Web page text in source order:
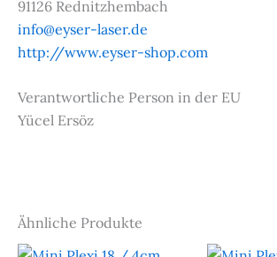
91126 Rednitzhembach
info@eyser-laser.de
http://www.eyser-shop.com
Verantwortliche Person in der EU
Yücel Ersöz
Ähnliche Produkte